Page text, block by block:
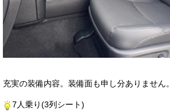
充実の装備内容。装備面も申し分ありません。
7人乗り(3列シート)